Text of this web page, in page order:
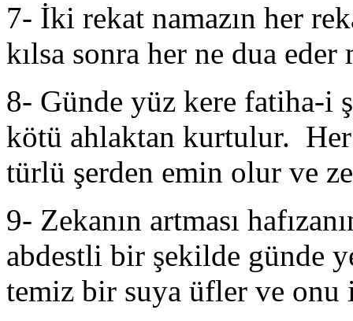
7- İki rekat namazın her
kılsa sonra her ne dua
8- Günde yüz kere fatiha-i
kötü ahlaktan kurtulur.
türlü şerden emin olur ve
9- Zekanın artması
abdestli bir şekilde günde
temiz bir suya üfler ve onu